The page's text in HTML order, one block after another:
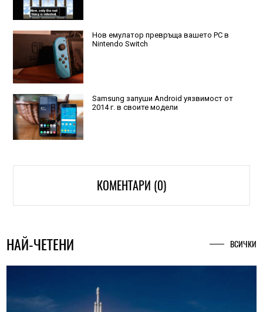
Нов емулатор превръща вашето РС в
Nintendo Switch
Samsung запуши Android уязвимост от
2014 г. в своите модели
КОМЕНТАРИ (0)
НАЙ-ЧЕТЕНИ ВСИЧКИ